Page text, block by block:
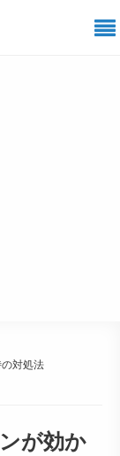
対処法
が効か